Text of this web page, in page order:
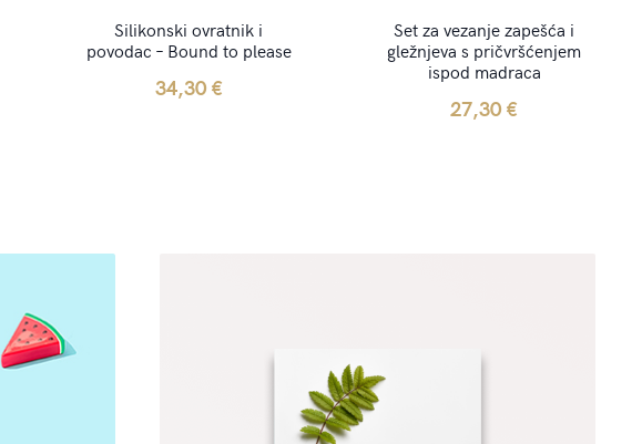
Silikonski ovratnik i
povodac – Bound to please
34,30€
Set za vezanje zapešća i
gležnjeva s pričvršćenjem
ispod madraca
27,30€